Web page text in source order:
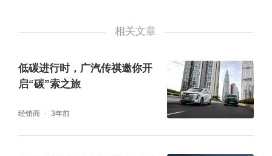
D前大灯设计、现代主义锋锐切割轮毂17寸新
来,大大提升整车的品质感。
相关文章
低碳进行时，广汽传祺邀你开
启“碳”索之旅
经销商 3年前